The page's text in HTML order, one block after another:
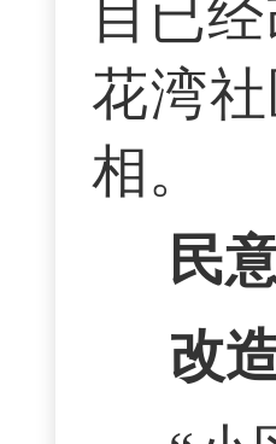
目已
花湾
相。
民
改